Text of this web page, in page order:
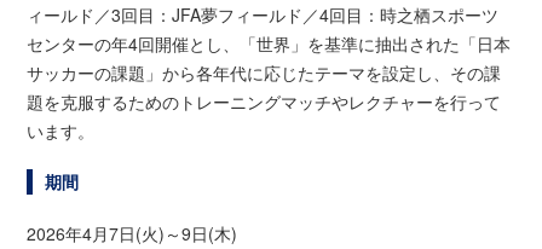
ィールド／3回目：JFA夢フィールド／4回目：時之栖スポーツ
センターの年4回開催とし、「世界」を基準に抽出された「日本
サッカーの課題」から各年代に応じたテーマを設定し、その課
題を克服するためのトレーニングマッチやレクチャーを行って
います。
期間
2026年4月7日(火)～9日(木)